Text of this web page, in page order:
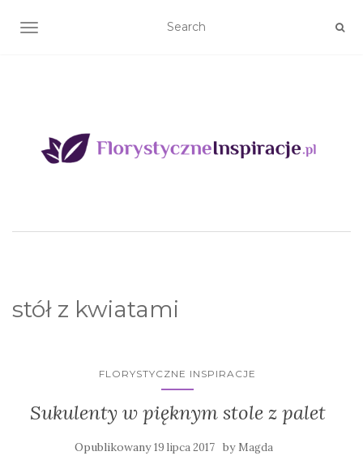
TOGGLE NAVIGATION
stół z kwiatami
FLORYSTYCZNE INSPIRACJE
Sukulenty w pięknym stole z palet
Opublikowany19 lipca 2017 by Magda